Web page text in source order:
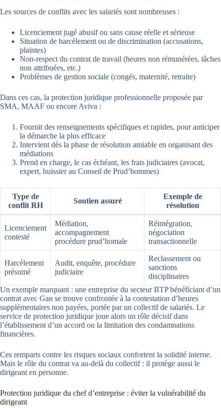
Les sources de conflits avec les salariés sont nombreuses :
Licenciement jugé abusif ou sans cause réelle et sérieuse
Situation de harcèlement ou de discrimination (accusations,
plaintes)
Non-respect du contrat de travail (heures non rémunérées, tâches
non attribuées, etc.)
Problèmes de gestion sociale (congés, maternité, retraite)
Dans ces cas, la protection juridique professionnelle proposée par
SMA, MAAF ou encore Aviva :
Fournit des renseignements spécifiques et rapides, pour anticiper
la démarche la plus efficace
Intervient dès la phase de résolution amiable en organisant des
médiations
Prend en charge, le cas échéant, les frais judiciaires (avocat,
expert, huissier au Conseil de Prud’hommes)
Type de
conflit RH
Soutien assuré
Exemple de
résolution
Licenciement
contesté
Médiation,
accompagnement
procédure prud’homale
Réintégration,
négociation
transactionnelle
Harcèlement
présumé
Audit, enquête, procédure
judiciaire
Reclassement ou
sanctions
disciplinaires
Un exemple marquant : une entreprise du secteur BTP bénéficiant d’un
contrat avec Gan se trouve confrontée à la contestation d’heures
supplémentaires non payées, portée par un collectif de salariés. Le
service de protection juridique joue alors un rôle décisif dans
l’établissement d’un accord ou la limitation des condamnations
financières.
Ces remparts contre les risques sociaux confortent la solidité interne.
Mais le rôle du contrat va au-delà du collectif : il protège aussi le
dirigeant en personne.
Protection juridique du chef d’entreprise : éviter la vulnérabilité du
dirigeant